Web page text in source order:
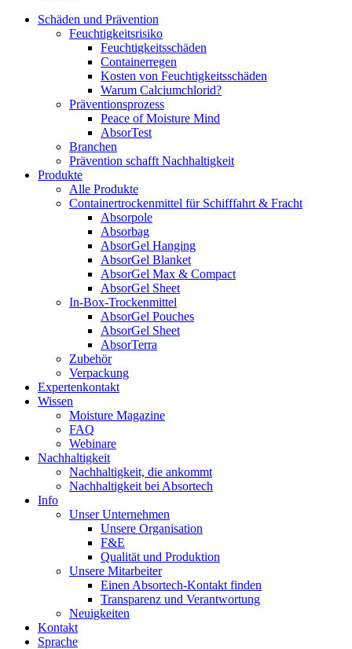
Schäden und Prävention
Feuchtigkeitsrisiko
Feuchtigkeitsschäden
Containerregen
Kosten von Feuchtigkeitsschäden
Warum Calciumchlorid?
Präventionsprozess
Peace of Moisture Mind
AbsorTest
Branchen
Prävention schafft Nachhaltigkeit
Produkte
Alle Produkte
Containertrockenmittel für Schifffahrt & Fracht
Absorpole
Absorbag
AbsorGel Hanging
AbsorGel Blanket
AbsorGel Max & Compact
AbsorGel Sheet
In-Box-Trockenmittel
AbsorGel Pouches
AbsorGel Sheet
AbsorTerra
Zubehör
Verpackung
Expertenkontakt
Wissen
Moisture Magazine
FAQ
Webinare
Nachhaltigkeit
Nachhaltigkeit, die ankommt
Nachhaltigkeit bei Absortech
Info
Unser Unternehmen
Unsere Organisation
F&E
Qualität und Produktion
Unsere Mitarbeiter
Einen Absortech-Kontakt finden
Transparenz und Verantwortung
Neuigkeiten
Kontakt
Sprache